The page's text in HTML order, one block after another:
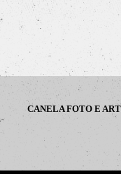
CANELA FOTO E